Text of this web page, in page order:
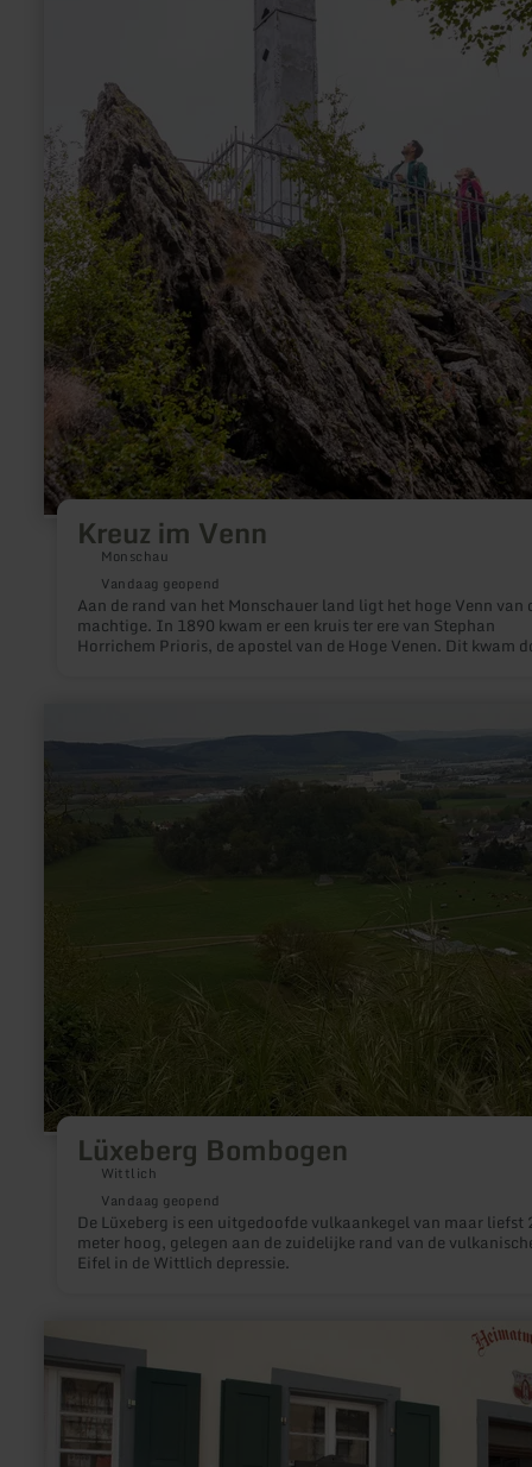
Kreuz im Venn
Monschau
Vandaag geopend
Aan de rand van het Monschauer land ligt het hoge Venn van
machtige. In 1890 kwam er een kruis ter ere van Stephan
Horrichem Prioris, de apostel van de Hoge Venen. Dit kwam
kruis probeerde te vernietigen deze legende ontstond omdat
kruis een ker was omgevallen. In werkelijkheid heeft de steen
waarschijnlijk door een vulkanische activiteit zijn evenwicht
Lüxeberg Bombogen
Wittlich
Vandaag geopend
De Lüxeberg is een uitgedoofde vulkaankegel van maar liefst
meter hoog, gelegen aan de zuidelijke rand van de
Eifel in de Wittlich depressie.
over:
informatie
over:
Erlebnismuseum
Münstermaifeld